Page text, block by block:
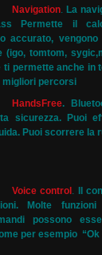
Navigation La
Permette il
accurato,
(igo, tomtom,
ti permette anche in
migliori percorsi
HandsFree.
sicurezza. Puoi
Puoi scorrere la
Voice control
Il
Molte
possono
per esempio “Ok